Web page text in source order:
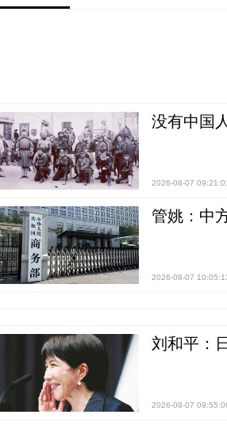
没有中国
2026-08-07
管姚：中
2026-08-07
刘和平：
2026-08-07